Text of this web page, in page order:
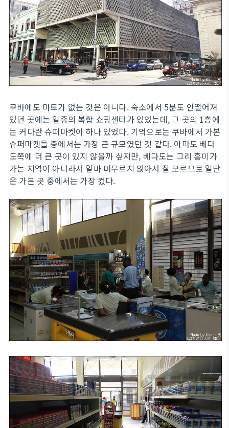
쿠바에도 마트가 없는 것은 아니다. 숙소에서 5분도 안떨어져
있던 곳에는 일종의 복합 쇼핑센터가 있었는데, 그 곳의 1층에
는 커다란 슈퍼마켓이 하나 있었다. 기억으로는 쿠바에서 가본
슈퍼마켓들 중에서는 가장 큰 규모였던 것 같다. 아마도 베다
도쪽에 더 큰 곳이 있지 않을까 싶지만, 베다도는 그리 흥미가
가는 지역이 아니라서 얼마 머무르지 않아서 잘 모르므로 일단
은 가본 곳 중에서는 가장 컸다.